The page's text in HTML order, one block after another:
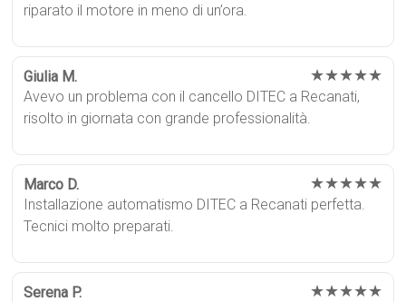
riparato il motore in meno di un’ora.
Giulia M. ★★★★★
Avevo un problema con il cancello DITEC a Recanati,
risolto in giornata con grande professionalità.
Marco D. ★★★★★
Installazione automatismo DITEC a Recanati perfetta.
Tecnici molto preparati.
Serena P. ★★★★★